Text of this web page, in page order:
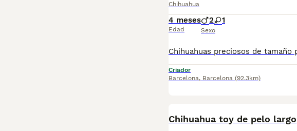
Chihuahua
4 meses
Edad
2 1
Sexo
Criador
Barcelona, Barcelona (92.3km)
Chihuahua toy de pelo largo